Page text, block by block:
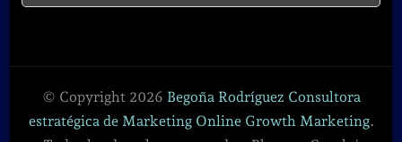
© Copyright 2026 Begoña Rodríguez Consultora
estratégica de Marketing Online Growth Marketing.